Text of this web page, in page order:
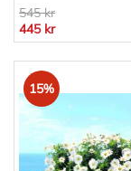
545 kr
445 kr
15%